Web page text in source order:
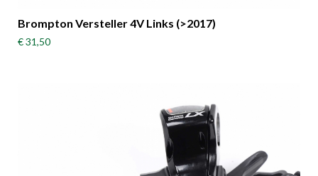
Brompton Versteller 4V Links (>2017)
€ 31,50